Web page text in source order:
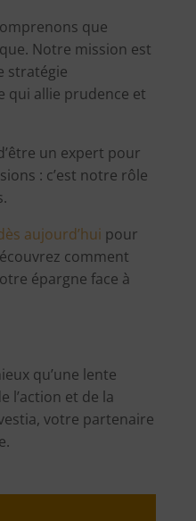
que
Notre mission est
stratégie
qui allie prudence et
un expert pour
: c’est notre rôle
aujourd’hui pour
comment
épargne face à
qu’une lente
l’action et de la
votre partenaire